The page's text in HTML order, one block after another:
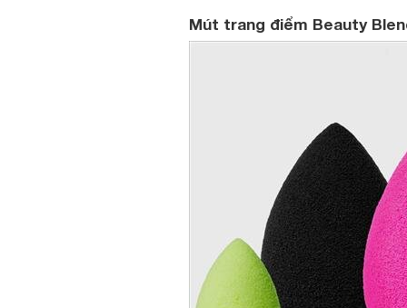
Mút trang điểm Beauty